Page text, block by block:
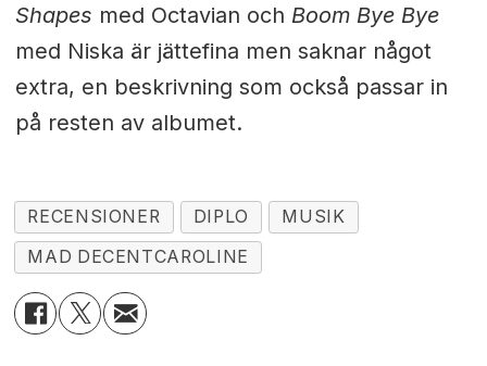
Shapes med Octavian och Boom Bye Bye
med Niska är jättefina men saknar något
extra, en beskrivning som också passar in
på resten av albumet.
RECENSIONER DIPLO
MUSIK
MAD DECENTCAROLINE